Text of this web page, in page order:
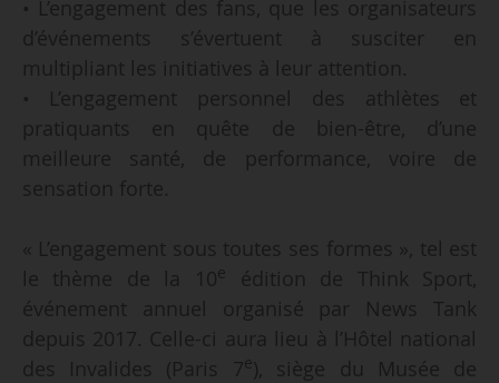
• L’engagement des fans, que les organisateurs
d’événements s’évertuent à susciter en
multipliant les initiatives à leur attention.
• L’engagement personnel des athlètes et
pratiquants en quête de bien-être, d’une
meilleure santé, de performance, voire de
sensation forte.
« L’engagement sous toutes ses formes », tel est
le thème de la 10e
édition de Think Sport,
événement annuel organisé par News Tank
depuis 2017. Celle-ci aura lieu à l’Hôtel national
des Invalides (Paris 7e ), siège du Musée de